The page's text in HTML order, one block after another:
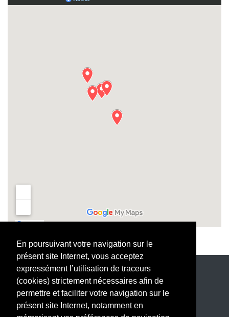
En poursuivant votre navigation sur le
présent site Internet, vous acceptez
expressément l’utilisation de traceurs
(cookies) strictement nécessaires afin de
permettre et faciliter votre navigation sur le
présent site Internet, notamment en
Politique de données personnelles
Mentions légales